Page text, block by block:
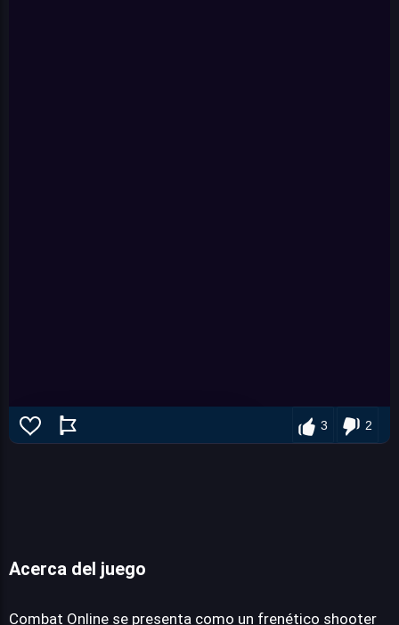
3 2
Acerca del juego
Combat Online se presenta como un frenético shooter